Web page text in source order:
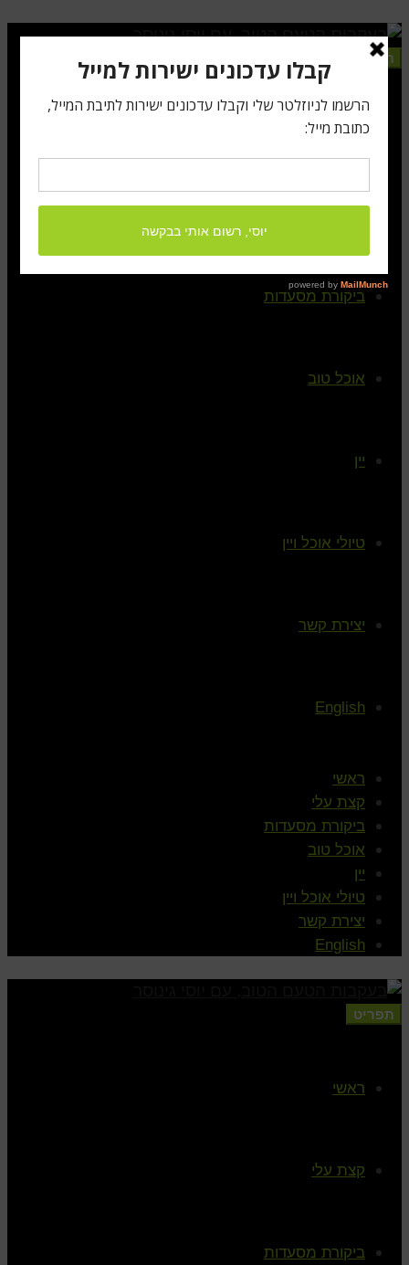
תפריט
ראשי
ביקורת מסעדות
אוכל טוב
יין
טיולי אוכל ויין
יצירת קשר
English
ראשי
קצת עלי
ביקורת מסעדות
אוכל טוב
יין
טיולי אוכל ויין
יצירת קשר
English
תפריט
ראשי
קצת עלי
ביקורת מסעדות